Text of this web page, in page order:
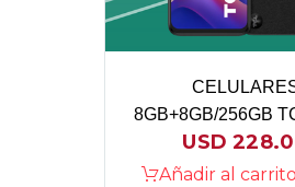
8GB+8GB/256GB
USD
Añadir al carrito